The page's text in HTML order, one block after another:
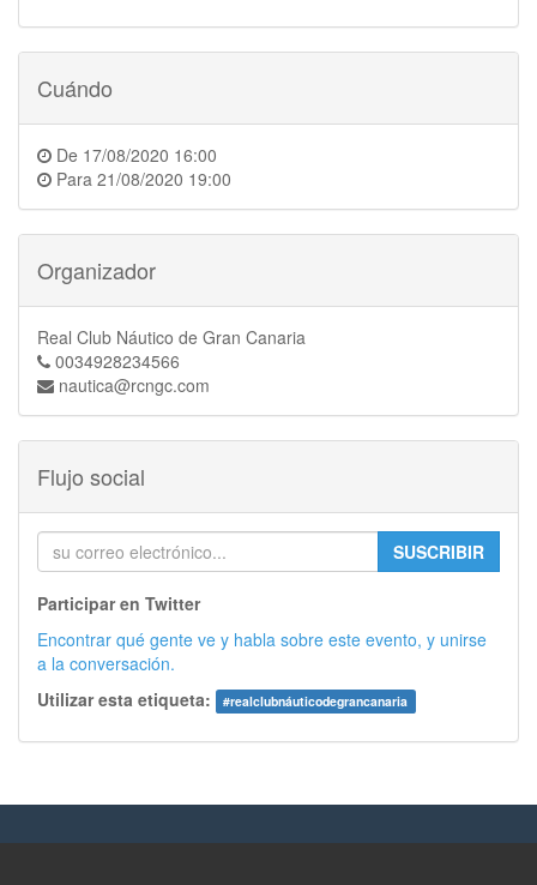
Cuándo
De 17/08/2020 16:00
Para 21/08/2020 19:00
Organizador
Real Club Náutico de Gran Canaria
0034928234566
nautica@rcngc.com
Flujo social
SUSCRIBIR
Participar en Twitter
Encontrar qué gente ve y habla sobre este evento, y unirse
a la conversación.
Utilizar esta etiqueta:
#realclubnáuticodegrancanaria